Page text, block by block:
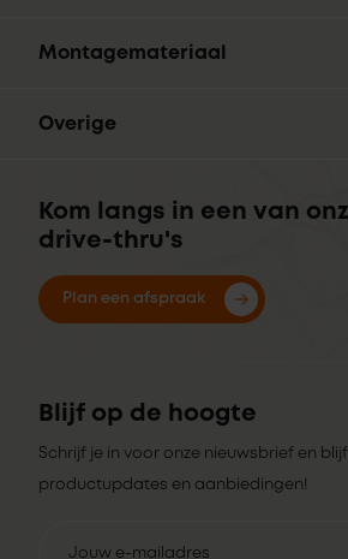
Montagemateriaal
Overige
Kom langs in een van
drive-thru's
Plan een afspraak
Blijf op de hoogte
Schrijf je in voor onze nieuwsbrief en
productupdates en aanbiedingen!